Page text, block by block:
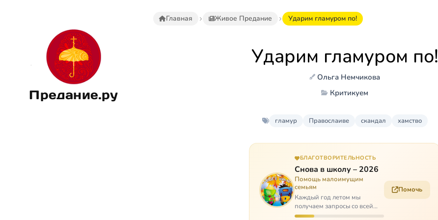
Предание.ру
Главная Живое Предание Ударим гламуром по!
Ударим гламуром по!
Ольга Немчикова
Критикуем
гламур Правослаиве скандал хамство
БЛАГОТВОРИТЕЛЬНОСТЬ
Снова в школу – 2026
Помощь малоимущим
семьям
Каждый год летом мы
получаем запросы со всей
России: помогите собраться в
Помочь